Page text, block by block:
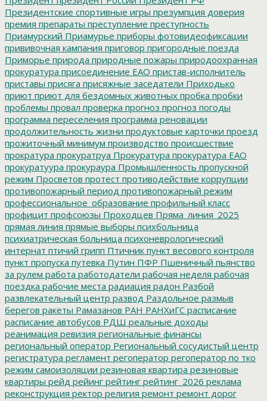
Президентские спортивные игры презумпция доверия
премия препараты преступление преступность
Приамурский Приамурье приборы фотовидеофиксации
прививочная кампания приговор пригородные поезда
Приморье природа природные пожары природоохранная
прокуратура присоединение ЕАО пристав-исполнитель
приставы присяга присяжные заседатели Приходько
приют приют для бездомных животных пробка пробки
проблемы провал проверка прогноз прогноз погоды
программа переселения программа реновации
продолжительность жизни продуктовые карточки проезд
прожиточный минимум производство происшествие
прократура прокуратруа Прокуратура прокуратура ЕАО
прокуратуура прокураура Промышленность пропускной
режим Просветов протест противодействие коррупции
противопожарный период противопожарный режим
профессиональное_образование профильный класс
профицит профсоюзы Проходцев Пряма_линия_2025
прямая линия прямые выборы психбольница
психиатрическая больница психоневрологический
интернат птичий грипп Птичник пункт весового контроля
пункт пропуска путевка Путин ПФР Пшеничный пьянство
за рулем работа работодатели рабочая неделя рабочая
поездка рабочие места радиация радон Разбой
развлекательный центр развод Раздольное размыв
берегов ракеты Рамазанов РАН РАНХиГС расписание
расписание автобусов РДШ реальные доходы
реанимация ревизия региональные финансы
региональный оператор Региональный сосудистый центр
регистратура регламент регоператор регоператор по тко
режим самоизоляции резиновая квартира резиновые
квартиры рейд рейинг рейтинг рейтинг_2026 реклама
реконструкция ректор религия ремонт ремонт дорог